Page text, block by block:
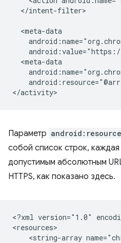
</intent-filter>
Параметр android:resource
собой список строк,
допустимым абсолютным
HTTPS, как показано здесь.
<?xml version="1.0"
<string-array